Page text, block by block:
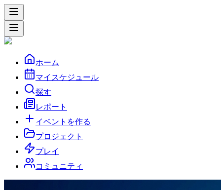
ホーム
マイスケジュール
探す
レポート
イベントを作る
プロジェクト
プレイ
コミュニティ